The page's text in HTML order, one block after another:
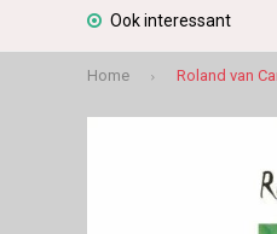
Ook interessant
Home Roland van